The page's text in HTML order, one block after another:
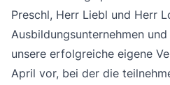
Preschl, Herr Liebl und Herr
Ausbildungsunternehmen
unsere erfolgreiche eigene
April vor, bei der die